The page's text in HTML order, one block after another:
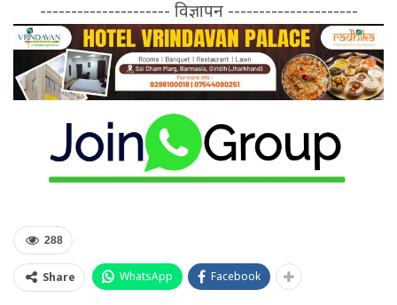
--------------------- विज्ञापन ---------------------
288
Share WhatsApp Facebook